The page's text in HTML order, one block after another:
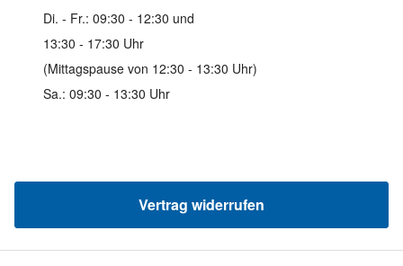
Di. - Fr.: 09:30 - 12:30 und
13:30 - 17:30 Uhr
(Mittagspause von 12:30 - 13:30 Uhr)
Sa.: 09:30 - 13:30 Uhr
Vertrag widerrufen